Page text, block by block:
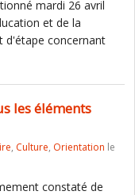
mardi 26 avril
et de la
d'étape concernant
les éléments
, Culture, Orientation le
constaté de